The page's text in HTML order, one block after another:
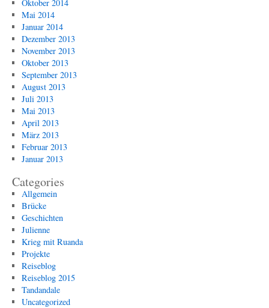
Oktober 2014
Mai 2014
Januar 2014
Dezember 2013
November 2013
Oktober 2013
September 2013
August 2013
Juli 2013
Mai 2013
April 2013
März 2013
Februar 2013
Januar 2013
Categories
Allgemein
Brücke
Geschichten
Julienne
Krieg mit Ruanda
Projekte
Reiseblog
Reiseblog 2015
Tandandale
Uncategorized